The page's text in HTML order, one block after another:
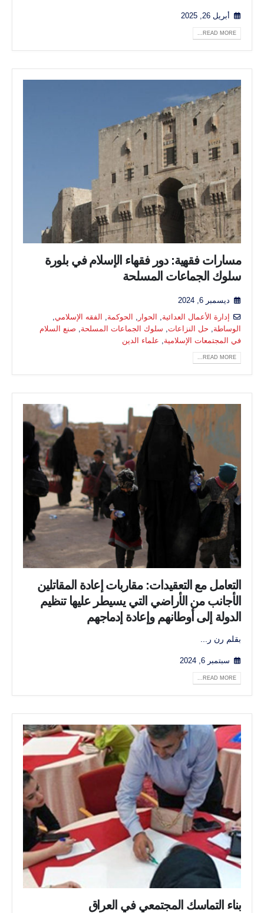
أبريل 26, 2025
READ MORE...
مسارات فقهية: دور فقهاء الإسلام في بلورة
سلوك الجماعات المسلحة
ديسمبر 6, 2024
إدارة الأعمال العدائية
الحوار الحوكمة الفقه الإسلامي
الوساطة
حل النزاعات سلوك الجماعات المسلحة
صنع السلام
في المجتمعات الإسلامية
علماء الدين
READ MORE...
التعامل مع التعقيدات: مقاربات إعادة المقاتلين
الأجانب من الأراضي التي يسيطر عليها تنظيم
الدولة إلى أوطانهم وإعادة إدماجهم
بقلم رن ر...
سبتمبر 6, 2024
READ MORE...
بناء التماسك المجتمعي في العراق